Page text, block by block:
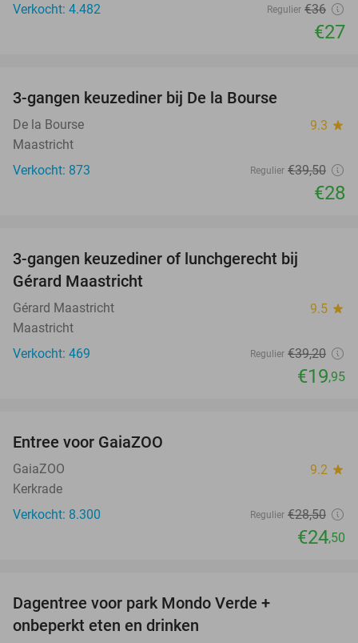
Verkocht: 4.482
Regulier €36
€27
3-gangen keuzediner bij De la Bourse
De la Bourse 9.3 star
Maastricht
Verkocht: 873
Regulier €39,50
€28
3-gangen keuzediner of lunchgerecht bij
Gérard Maastricht
Gérard Maastricht 9.5 star
Maastricht
Verkocht: 469
Regulier €39,20
€19,95
Entree voor GaiaZOO
GaiaZOO 9.2 star
Kerkrade
Verkocht: 8.300
Regulier €28,50
€24,50
Dagentree voor park Mondo Verde +
onbeperkt eten en drinken